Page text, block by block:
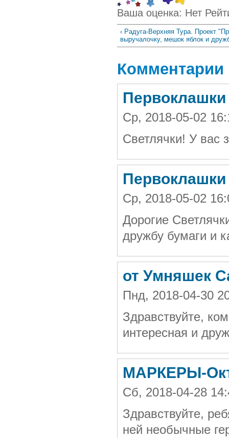
Ваша оценка: Нет
‹ Радуга-Верхняя Тура. Проект
выручалочку, мешок яблок и
Комментарии
Ср, 2018-05-02
Светлячки! У вас
Ср, 2018-05-02
Дорогие
дружбу бумаги и
от Умняшек
Пнд, 2018-04-30
Здравствуйте,
интересная и
МАРКЕРЫ-
Сб, 2018-04-28
Здравствуйте,
ней необычные